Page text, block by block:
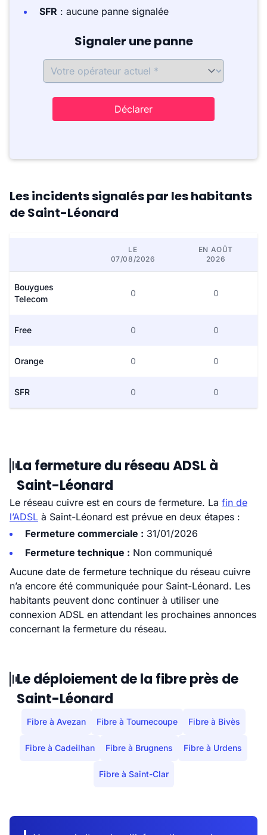
SFR : aucune panne signalée
Signaler une panne
Déclarer
Les incidents signalés par les habitants
de Saint-Léonard
LE
07/08/2026
EN AOÛT
2026
Bouygues
Telecom
0 0
Free 0 0
Orange 0 0
SFR 0 0
La fermeture du réseau ADSL à
Saint-Léonard
Le réseau cuivre est en cours de fermeture. La fin de
l’ADSL à Saint-Léonard est prévue en deux étapes :
Fermeture commerciale : 31/01/2026
Fermeture technique : Non communiqué
Aucune date de fermeture technique du réseau cuivre
n’a encore été communiquée pour Saint-Léonard. Les
habitants peuvent donc continuer à utiliser une
connexion ADSL en attendant les prochaines annonces
concernant la fermeture du réseau.
Le déploiement de la fibre près de
Saint-Léonard
Fibre à Avezan Fibre à Tournecoupe Fibre à Bivès
Fibre à Cadeilhan Fibre à Brugnens Fibre à Urdens
Fibre à Saint-Clar